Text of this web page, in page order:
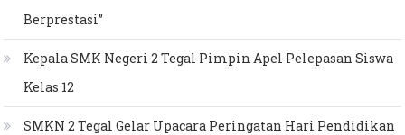
Berprestasi”
Kepala SMK Negeri 2 Tegal Pimpin Apel Pelepasan Siswa
Kelas 12
SMKN 2 Tegal Gelar Upacara Peringatan Hari Pendidikan